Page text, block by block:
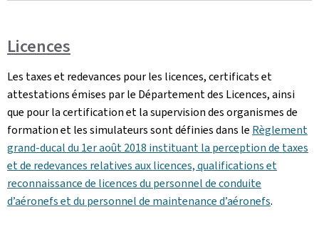
Licences
Les taxes et redevances pour les licences, certificats et
attestations émises par le Département des Licences, ainsi
que pour la certification et la supervision des organismes de
formation et les simulateurs sont définies dans le Règlement
grand-ducal du 1er août 2018 instituant la perception de taxes
et de redevances relatives aux licences, qualifications et
reconnaissance de licences du personnel de conduite
d’aéronefs et du personnel de maintenance d’aéronefs.